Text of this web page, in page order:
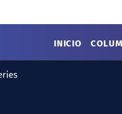
INICIO